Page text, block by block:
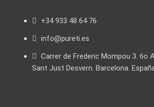
+34 933 48 64 76
info@pureti.es
Carrer de Frederic Mompou 3. 6o
Sant Just Desvern. Barcelona.